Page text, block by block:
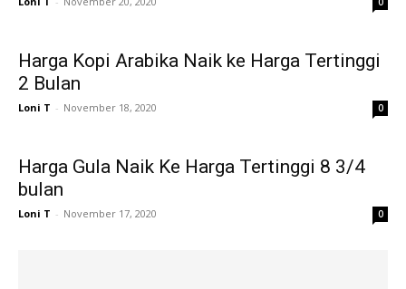
Harga Kopi Arabika Naik ke Harga Tertinggi
2 Bulan
Loni T - November 18, 2020 0
Harga Gula Naik Ke Harga Tertinggi 8 3/4
bulan
Loni T - November 17, 2020 0